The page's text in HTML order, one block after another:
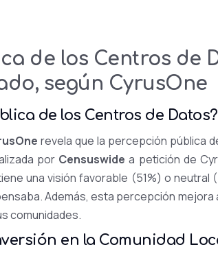
de los Centros de
según CyrusOne
de los Centros de Datos?
revela que la percepción pública
por Censuswide a petición de
una visión favorable (51%) o neutral
Además, esta percepción
comunidades.
en la Comunidad